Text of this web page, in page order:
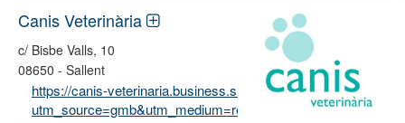
Canis Veterinària
c/ Bisbe Valls, 10
08650 - Sallent
https://canis-veterinaria.business.site/?
utm_source=gmb&utm_medium=referral